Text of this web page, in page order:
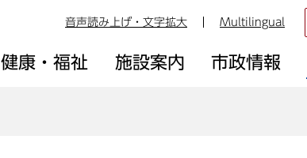
音声読み上げ・文字拡大 Multilingual
健康・福祉 施設案内 市政情報